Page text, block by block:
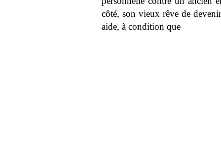
côté, son vieux rêve de
aide, à condition que